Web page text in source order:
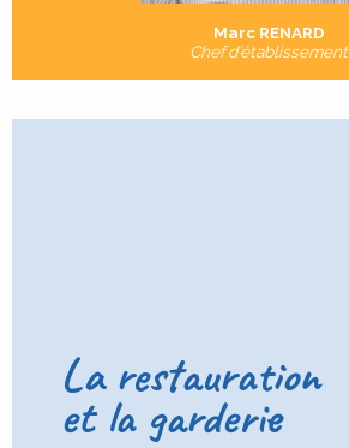
Marc RENARD
Chef d’établissement
La restauration
et la garderie